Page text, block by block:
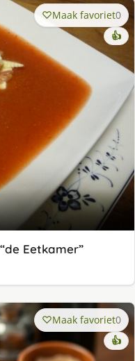
Maak favoriet0
👍
Eetkamer”
Maak favoriet0
👍